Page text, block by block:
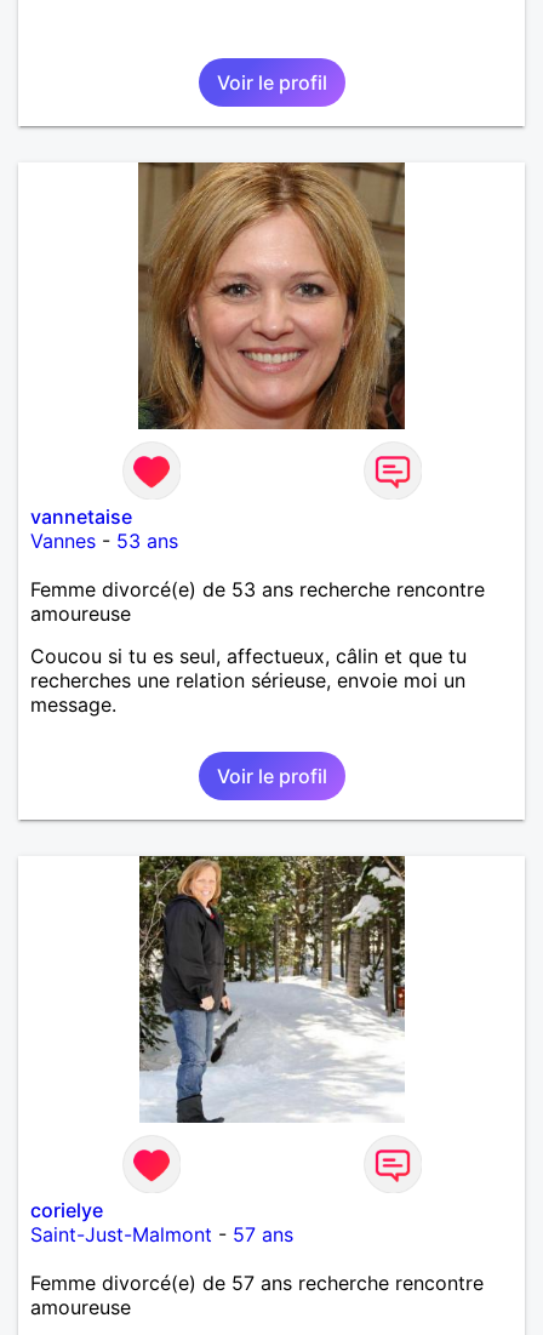
Voir le profil
vannetaise
Vannes - 53 ans
Femme divorcé(e) de 53 ans recherche rencontre
amoureuse
Coucou si tu es seul, affectueux, câlin et que tu
recherches une relation sérieuse, envoie moi un
message.
Voir le profil
corielye
Saint-Just-Malmont - 57 ans
Femme divorcé(e) de 57 ans recherche rencontre
amoureuse